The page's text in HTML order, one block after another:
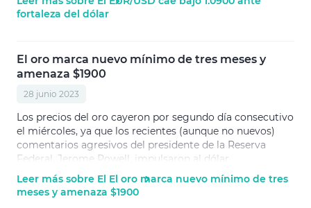
fortaleza del dólar
El oro marca nuevo mínimo de tres meses y
amenaza $1900
28 junio 2023
Los precios del oro cayeron por segundo día consecutivo
el miércoles, ya que los recientes (aunque no nuevos)
comentarios agresivos del presidente de la Reserva
Federal, Jerome Powell, impulsaron al dólar
estadounidense y presionaron sobre el metal precioso.
Leer más sobre El El oro marca nuevo mínimo de tres
meses y amenaza $1900